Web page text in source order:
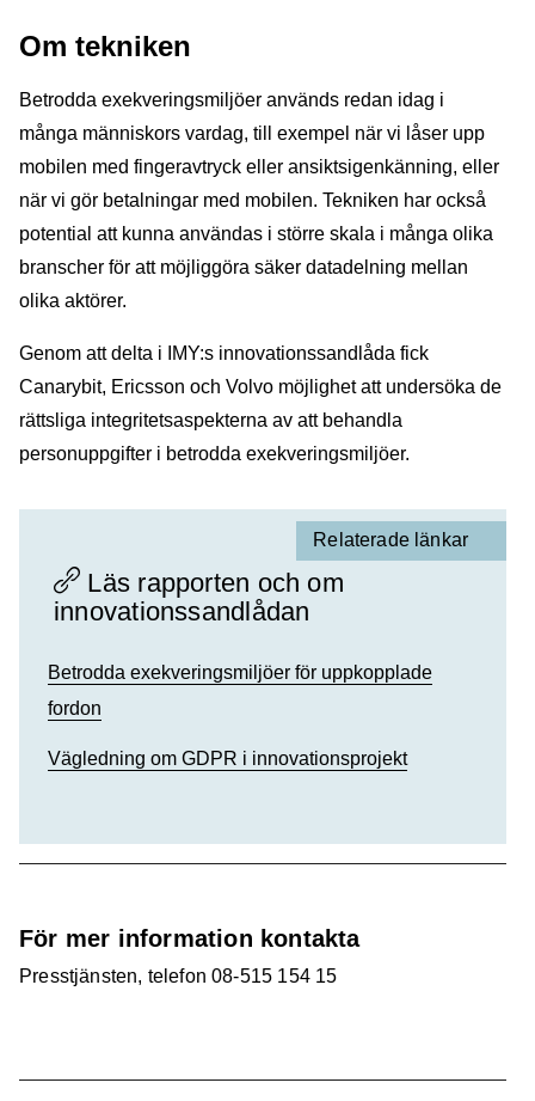
Om tekniken
Betrodda exekveringsmiljöer används redan idag i
många människors vardag, till exempel när vi låser upp
mobilen med fingeravtryck eller ansiktsigenkänning, eller
när vi gör betalningar med mobilen. Tekniken har också
potential att kunna användas i större skala i många olika
branscher för att möjliggöra säker datadelning mellan
olika aktörer.
Genom att delta i IMY:s innovationssandlåda fick
Canarybit, Ericsson och Volvo möjlighet att undersöka de
rättsliga integritetsaspekterna av att behandla
personuppgifter i betrodda exekveringsmiljöer.
Läs rapporten och om
innovationssandlådan
Relaterade länkar
Betrodda exekveringsmiljöer för uppkopplade
fordon
Vägledning om GDPR i innovationsprojekt
För mer information kontakta
Presstjänsten, telefon 08-515 154 15